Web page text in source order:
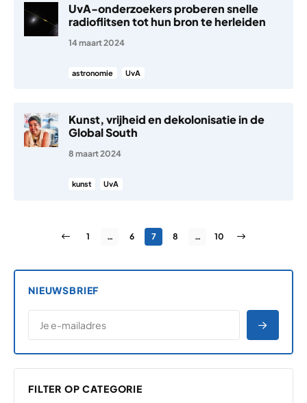
UvA-onderzoekers proberen snelle
radioflitsen tot hun bron te herleiden
14 maart 2024
astronomie UvA
Kunst, vrijheid en dekolonisatie in de
Global South
8 maart 2024
kunst UvA
Berichten paginering
Vorige pagina
Pagina
1 … Pagina
6 Pagina
7 Pagina
8 … Pagina
10 Volgende
NIEUWSBRIEF
E-MAILADRES
*
FILTER OP CATEGORIE